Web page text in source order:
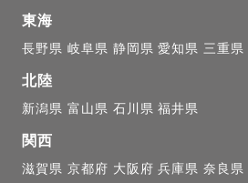
東海
長野県 岐阜県 静岡県 愛知県 三重県
北陸
新潟県 富山県 石川県 福井県
関西
滋賀県 京都府 大阪府 兵庫県 奈良県